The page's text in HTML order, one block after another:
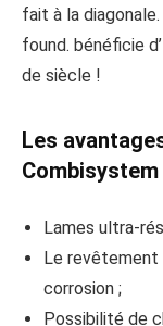
fait à la
found. bénéficie d’
de siècle !
Les
Lames ultra-
Le
corrosion ;
Possibilité de